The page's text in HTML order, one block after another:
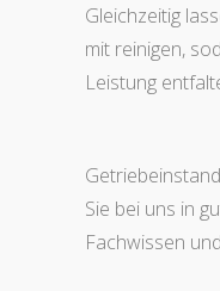
Gleichzeitig
mit reinigen,
Leistung
Sie bei uns in
Fachwissen